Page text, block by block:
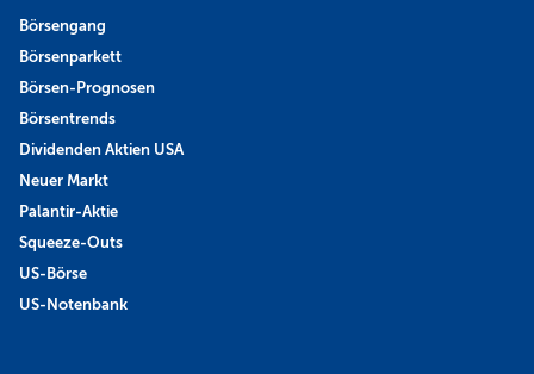
Börsengang
Börsenparkett
Börsen-Prognosen
Börsentrends
Dividenden Aktien USA
Neuer Markt
Palantir-Aktie
Squeeze-Outs
US-Börse
US-Notenbank